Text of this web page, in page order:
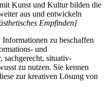
Kunst und Kultur bilden die
aus und entwickeln
Empfinden]
zu beschaffen
und
sachgerecht, situativ-
zu nutzen. Sie kennen
zur kreativen Lösung von